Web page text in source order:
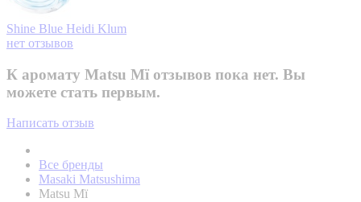
Shine Blue Heidi Klum
нет отзывов
К аромату Matsu Mï отзывов пока нет. Вы
можете стать первым.
Написать отзыв
Все бренды
Masaki Matsushima
Matsu Mï